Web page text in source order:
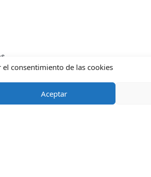
el consentimiento de las cookies
Aceptar